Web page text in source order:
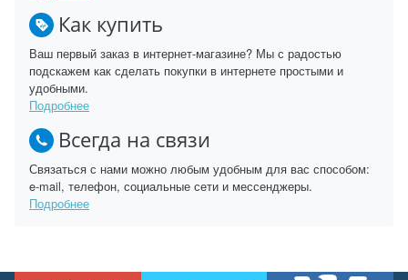
Как купить
Ваш первый заказ в интернет-магазине? Мы с радостью
подскажем как сделать покупки в интернете простыми и
удобными.
Подробнее
Всегда на связи
Связаться с нами можно любым удобным для вас способом:
e-mail, телефон, социальные сети и мессенджеры.
Подробнее